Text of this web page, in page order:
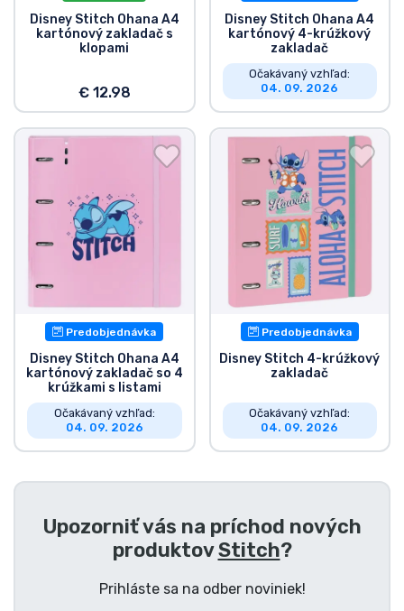
Disney Stitch Ohana A4
kartónový zakladač s
klopami
€ 12.98
Disney Stitch Ohana A4
kartónový 4-krúžkový
zakladač
Očakávaný vzhľad:
04. 09. 2026
Predobjednávka
Disney Stitch Ohana A4
kartónový zakladač so 4
krúžkami s listami
Očakávaný vzhľad:
04. 09. 2026
Predobjednávka
Disney Stitch 4-krúžkový
zakladač
Očakávaný vzhľad:
04. 09. 2026
Upozorniť vás na príchod nových
produktovStitch?
Prihláste sa na odber noviniek!